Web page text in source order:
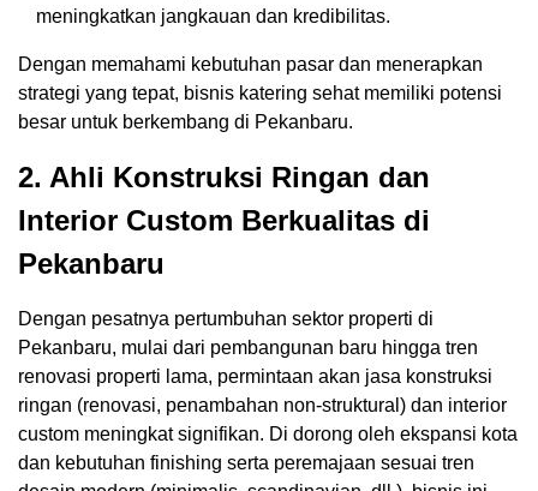
meningkatkan jangkauan dan kredibilitas.
Dengan memahami kebutuhan pasar dan menerapkan
strategi yang tepat, bisnis katering sehat memiliki potensi
besar untuk berkembang di Pekanbaru.
2. Ahli Konstruksi Ringan dan
Interior Custom Berkualitas di
Pekanbaru
Dengan pesatnya pertumbuhan sektor properti di
Pekanbaru, mulai dari pembangunan baru hingga tren
renovasi properti lama, permintaan akan jasa konstruksi
ringan (renovasi, penambahan non-struktural) dan interior
custom meningkat signifikan. Di dorong oleh ekspansi kota
dan kebutuhan finishing serta peremajaan sesuai tren